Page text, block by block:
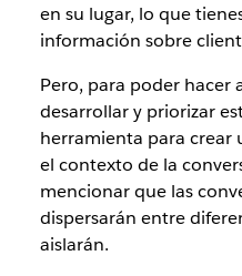
en su lugar, lo que
información sobre
Pero, para poder hacer
desarrollar y priorizar
herramienta para crear
el contexto de la
mencionar que las
dispersarán entre
aislarán.